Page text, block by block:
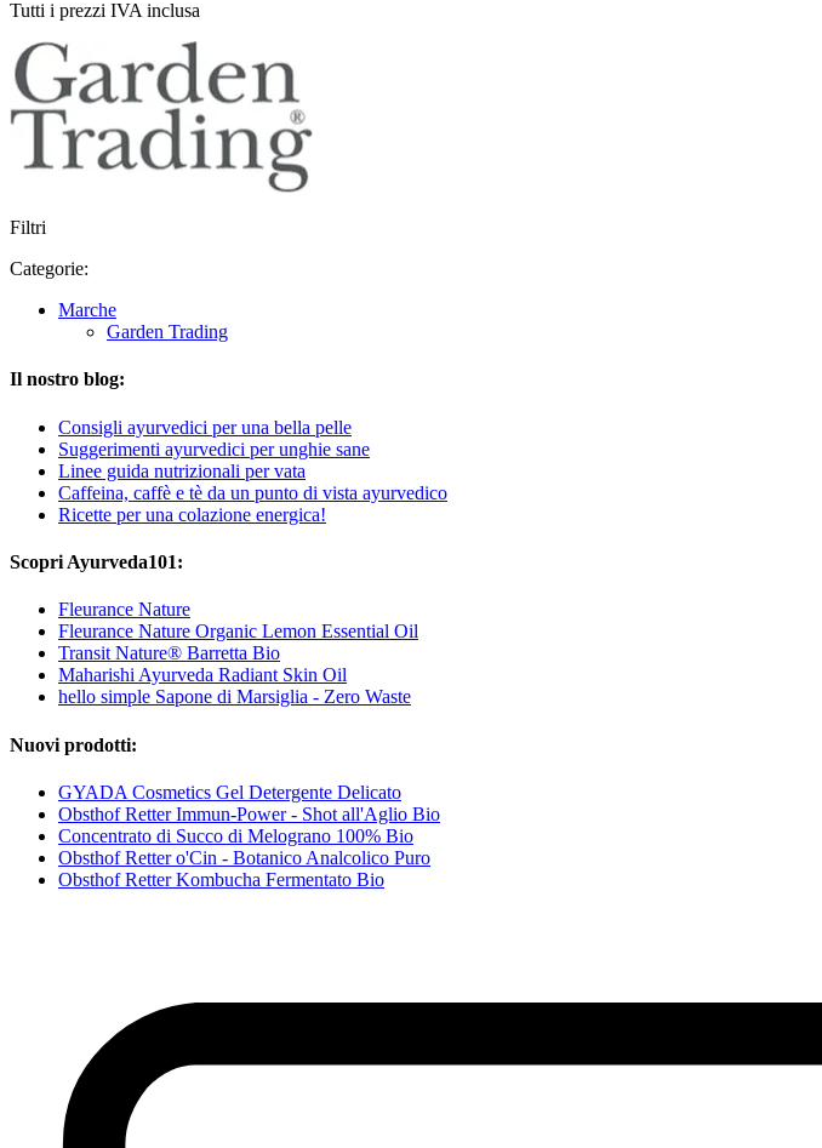
Tutti i prezzi IVA inclusa
Filtri
Categorie:
Marche
Garden Trading
Il nostro blog:
Consigli ayurvedici per una bella pelle
Suggerimenti ayurvedici per unghie sane
Linee guida nutrizionali per vata
Caffeina, caffè e tè da un punto di vista ayurvedico
Ricette per una colazione energica!
Scopri Ayurveda101:
Fleurance Nature
Fleurance Nature Organic Lemon Essential Oil
Transit Nature® Barretta Bio
Maharishi Ayurveda Radiant Skin Oil
hello simple Sapone di Marsiglia - Zero Waste
Nuovi prodotti:
GYADA Cosmetics Gel Detergente Delicato
Obsthof Retter Immun-Power - Shot all'Aglio Bio
Concentrato di Succo di Melograno 100% Bio
Obsthof Retter o'Cin - Botanico Analcolico Puro
Obsthof Retter Kombucha Fermentato Bio